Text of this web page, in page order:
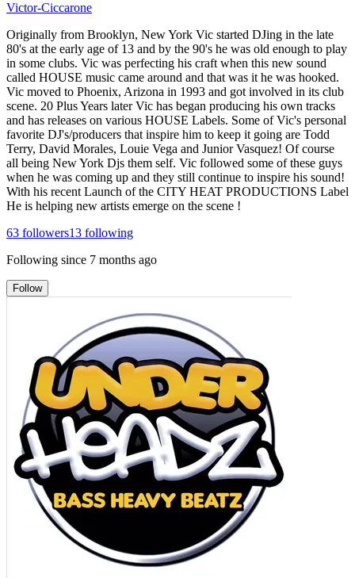
Victor-Ciccarone
Originally from Brooklyn, New York Vic started DJing in the late
80's at the early age of 13 and by the 90's he was old enough to play
in some clubs. Vic was perfecting his craft when this new sound
called HOUSE music came around and that was it he was hooked.
Vic moved to Phoenix, Arizona in 1993 and got involved in its club
scene. 20 Plus Years later Vic has began producing his own tracks
and has releases on various HOUSE Labels. Some of Vic's personal
favorite DJ's/producers that inspire him to keep it going are Todd
Terry, David Morales, Louie Vega and Junior Vasquez! Of course
all being New York Djs them self. Vic followed some of these guys
when he was coming up and they still continue to inspire his sound!
With his recent Launch of the CITY HEAT PRODUCTIONS Label
He is helping new artists emerge on the scene !
63 followers13 following
Following since 7 months ago
Follow